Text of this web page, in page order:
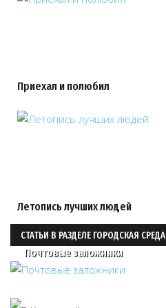
Приехал и полюбил
Летопись лучших людей
СТАТЬИ В РАЗДЕЛЕ ГОРОДСКАЯ СРЕДА
Почтовые заложники